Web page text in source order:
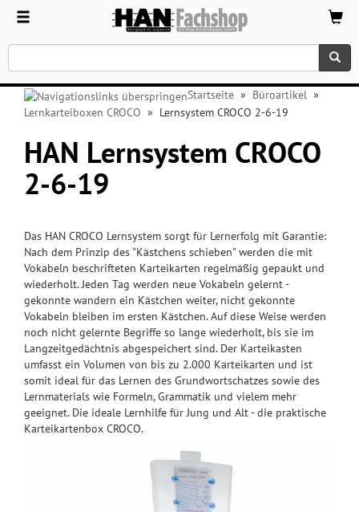
Startseite » Büroartikel »
Lernkarteiboxen CROCO » Lernsystem CROCO 2-6-19
HAN Lernsystem CROCO
2-6-19
Das HAN CROCO Lernsystem sorgt für Lernerfolg mit Garantie:
Nach dem Prinzip des "Kästchens schieben" werden die mit
Vokabeln beschrifteten Karteikarten regelmäßig gepaukt und
wiederholt. Jeden Tag werden neue Vokabeln gelernt -
gekonnte wandern ein Kästchen weiter, nicht gekonnte
Vokabeln bleiben im ersten Kästchen. Auf diese Weise werden
noch nicht gelernte Begriffe so lange wiederholt, bis sie im
Langzeitgedächtnis abgespeichert sind. Der Karteikasten
umfasst ein Volumen von bis zu 2.000 Karteikarten und ist
somit ideal für das Lernen des Grundwortschatzes sowie des
Lernmaterials wie Formeln, Grammatik und vielem mehr
geeignet. Die ideale Lernhilfe für Jung und Alt - die praktische
Karteikartenbox CROCO.